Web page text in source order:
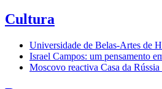
Cultura
Universidade de Belas-Artes de
Israel Campos: um pensamento
Moscovo reactiva Casa da